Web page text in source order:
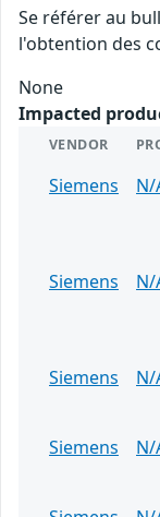
Se référer au
l'obtention des
None
Impacted
VENDOR
Siemens N/
Siemens
N/
Siemens
N/
Siemens
N/